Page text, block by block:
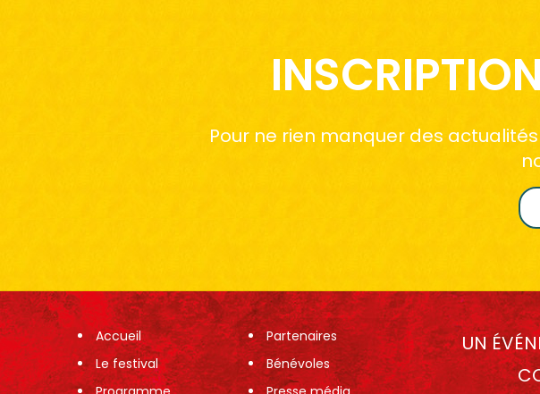
Pour ne rien manquer des
Accueil
Le festival
Partenaires
Bénévoles
UN